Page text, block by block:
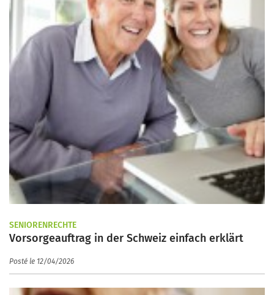
SENIORENRECHTE
Vorsorgeauftrag in der Schweiz einfach erklärt
Posté le 12/04/2026